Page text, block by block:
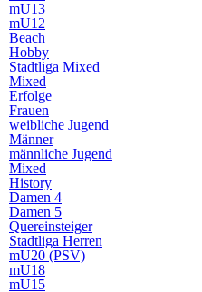
mU13
mU12
Beach
Hobby
Stadtliga Mixed
Mixed
Erfolge
Frauen
weibliche Jugend
Männer
männliche Jugend
Mixed
History
Damen 4
Damen 5
Quereinsteiger
Stadtliga Herren
mU20 (PSV)
mU18
mU15